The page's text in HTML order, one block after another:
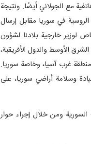
مع الجولاني أيضًا. ونتيجة
في سوريا مقابل إرسال
لوزير خارجية بلادنا لشؤون
الأوسط والدول الأفريقية،
غرب آسيا، وخاصة سوريا.
وسلامة أراضي سوريا، على
ومن خلال إجراء حوار